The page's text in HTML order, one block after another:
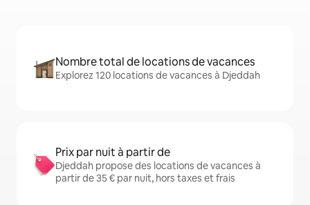
Nombre total de locations de vacances
Explorez 120 locations de vacances à Djeddah
Prix par nuit à partir de
Djeddah propose des locations de vacances à
partir de 35 € par nuit, hors taxes et frais